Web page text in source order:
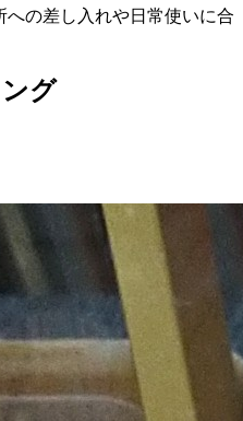
の差し入れや日常使いに合
グ